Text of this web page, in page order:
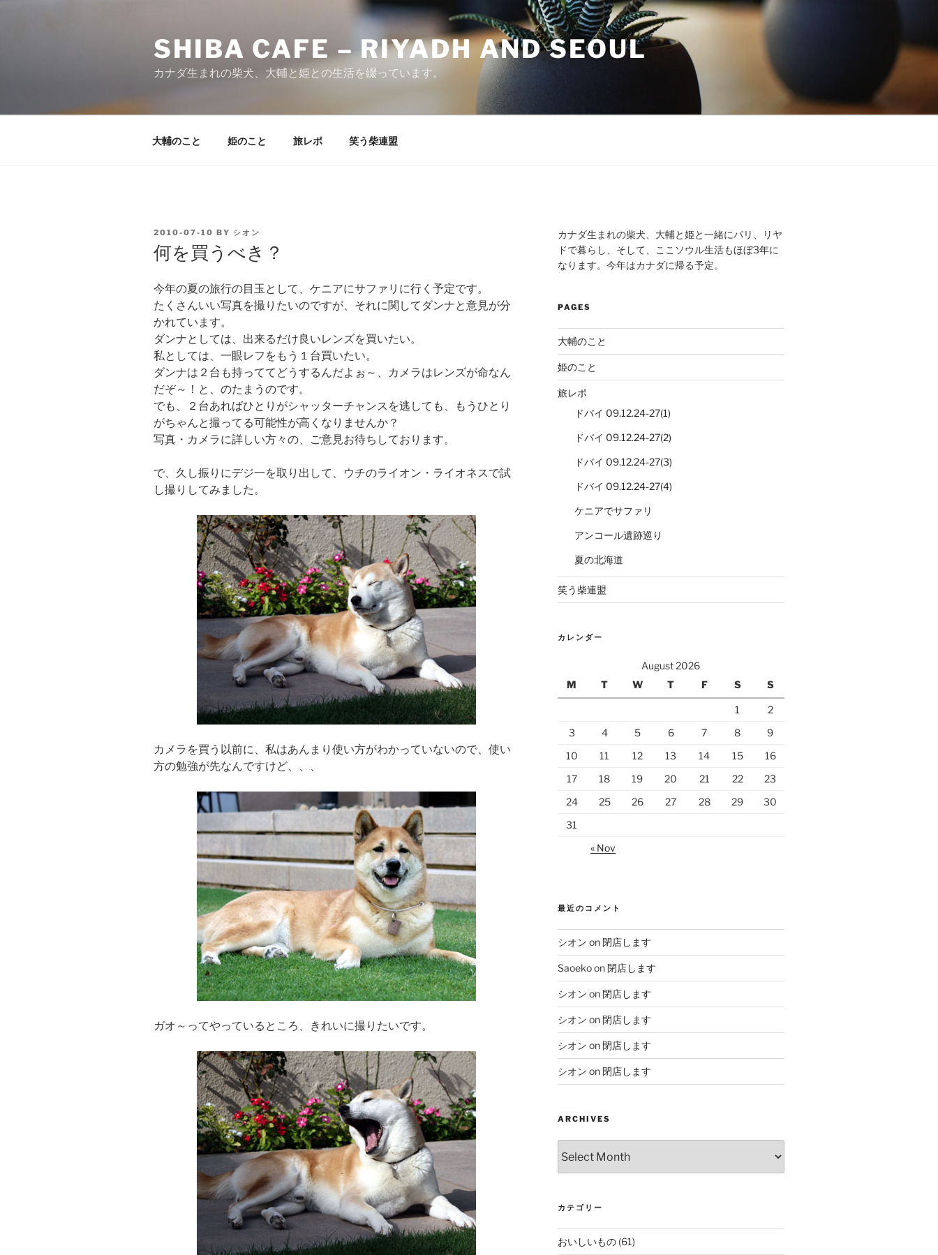
SHIBA CAFE – RIYADH AND SEOUL
カナダ生まれの柴犬、大輔と姫との生活を綴っています。
大輔のこと 姫のこと 旅レポ 笑う柴連盟
POSTED
ON
2010-07-10 BY シオン
何を買うべき？
今年の夏の旅行の目玉として、ケニアにサファリに行く予定です。
たくさんいい写真を撮りたいのですが、それに関してダンナと意見が分
かれています。
ダンナとしては、出来るだけ良いレンズを買いたい。
私としては、一眼レフをもう１台買いたい。
ダンナは２台も持っててどうするんだよぉ～、カメラはレンズが命なん
だぞ～！と、のたまうのです。
でも、２台あればひとりがシャッターチャンスを逃しても、もうひとり
がちゃんと撮ってる可能性が高くなりませんか？
写真・カメラに詳しい方々の、ご意見お待ちしております。
で、久し振りにデジ一を取り出して、ウチのライオン・ライオネスで試
し撮りしてみました。
カメラを買う以前に、私はあんまり使い方がわかっていないので、使い
方の勉強が先なんですけど、、、
ガオ～ってやっているところ、きれいに撮りたいです。
カナダ生まれの柴犬、大輔と姫と一緒にパリ、リヤ
ドで暮らし、そして、ここソウル生活もほぼ3年に
なります。今年はカナダに帰る予定。
PAGES
大輔のこと
姫のこと
旅レポ
ドバイ 09.12.24-27(1)
ドバイ 09.12.24-27(2)
ドバイ 09.12.24-27(3)
ドバイ 09.12.24-27(4)
ケニアでサファリ
アンコール遺跡巡り
夏の北海道
笑う柴連盟
カレンダー
August 2026
M
T W T F S S
1
2
3
4 5 6 7 8
9
10
11 12 13 14 15
16
17
18 19 20 21 22
23
24
25 26 27 28 29
30
31
« Nov
最近のコメント
シオン on閉店します
Saoekoon閉店します
シオン on閉店します
シオン on閉店します
シオン on閉店します
シオン on閉店します
ARCHIVES
カテゴリー
おいしいもの(61)